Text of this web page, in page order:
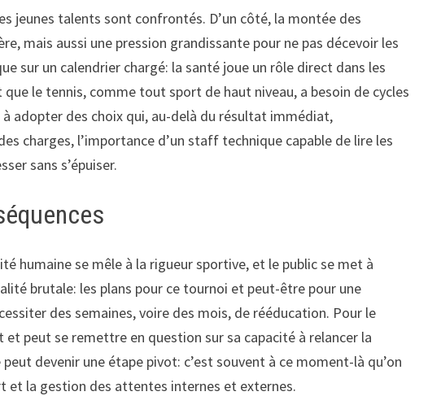
jeunes talents sont confrontés. D’un côté, la montée des
mais aussi une pression grandissante pour ne pas décevoir les
sur un calendrier chargé: la santé joue un rôle direct dans les
le tennis, comme tout sport de haut niveau, a besoin de cycles
adopter des choix qui, au-delà du résultat immédiat,
charges, l’importance d’un staff technique capable de lire les
sans s’épuiser.
humaine se mêle à la rigueur sportive, et le public se met à
brutale: les plans pour ce tournoi et peut-être pour une
des semaines, voire des mois, de rééducation. Pour le
peut se remettre en question sur sa capacité à relancer la
devenir une étape pivot: c’est souvent à ce moment-là qu’on
et la gestion des attentes internes et externes.